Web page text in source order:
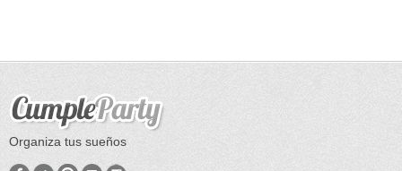
Organiza tus sueños